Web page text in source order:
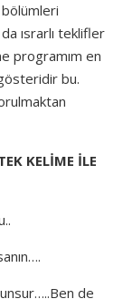
ısrarlı teklifler
programım en
bu.
KELİME İLE
de